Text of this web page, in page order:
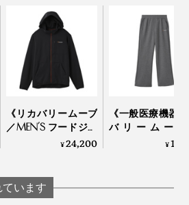
ケットは、左右に各１つ。
思いますが、その日の疲れを持ち
えば、投資価値は絶大。もう手放
《リカバリームーブ
／MEN’S フードジャ
ケット》移動時間を
ア」｜VENEX
¥24,200
《一般医療機器
バリームー
LADY’S ワイド
¥
います